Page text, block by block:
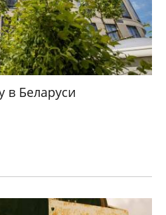
в Беларуси